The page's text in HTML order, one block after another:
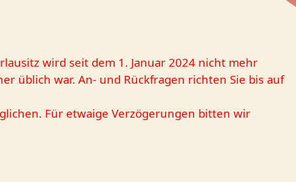
wird seit dem 1. Januar 2024 nicht mehr
üblich war. An- und Rückfragen richten Sie bis auf
Für etwaige Verzögerungen bitten wir